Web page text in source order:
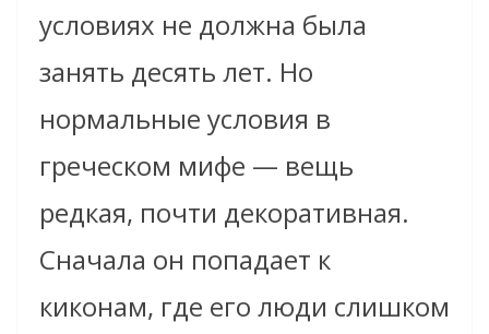
условиях не должна была
занять десять лет. Но
нормальные условия в
греческом мифе — вещь
редкая, почти декоративная.
Сначала он попадает к
киконам, где его люди слишком